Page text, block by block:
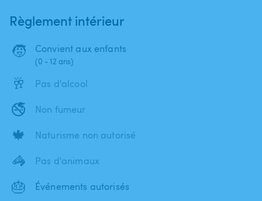
Règlement intérieur
🧒 Convient aux enfants
(0 - 12 ans)
🥂 Pas d'alcool
🚭 Non fumeur
🍁 Naturisme non autorisé
🦓 Pas d'animaux
🎂 Événements autorisés